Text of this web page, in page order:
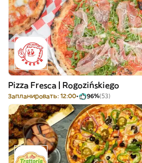
Pizza Fresca | Rogozińskiego
Запланировать: 12:00 96%(53)